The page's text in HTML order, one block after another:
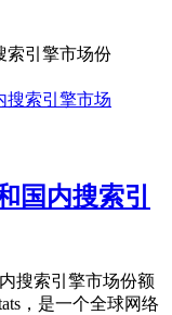
索引擎市场份
国内搜索引
搜索引擎市场份额
，是一个全球网络